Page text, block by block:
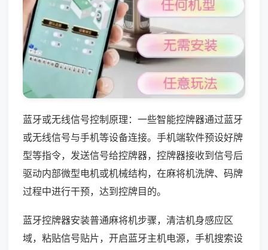
蓝牙或无线信号控制原理：一些智能控牌器通过蓝牙
或无线信号与手机等设备连接。手机端软件预设好牌
型等指令，发送信号给控牌器，控牌器接收到信号后
驱动内部微型电机或机械结构，在麻将机洗牌、码牌
过程中进行干预，达到控牌目的。
蓝牙控牌器安装普通麻将机步骤，清洁机身感应区
域，粘贴信号贴片，开启蓝牙主机电源，手机搜索设